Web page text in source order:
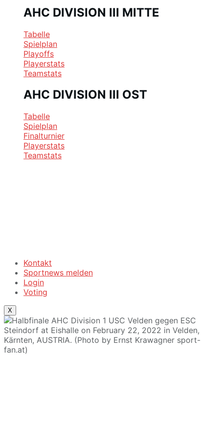
AHC DIVISION III MITTE
Tabelle
Spielplan
Playoffs
Playerstats
Teamstats
AHC DIVISION III OST
Tabelle
Spielplan
Finalturnier
Playerstats
Teamstats
Kontakt
Sportnews melden
Login
Voting
X